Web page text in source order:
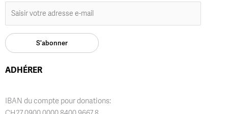
ADHÉRER
IBAN du compte pour donations: